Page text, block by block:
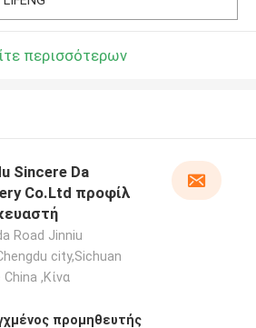
περισσότερων
Sincere Da
Co.Ltd προφίλ
Road Jinniu
city,Sichuan
,Κίνα
προμηθευτής